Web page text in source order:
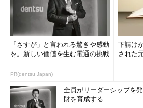
「さすが」と言われる驚きや感動
を。新しい価値を生む電通の挑戦
PR(dentsu Japan)
下請け
された
全員がリーダーシップを
財を育成する